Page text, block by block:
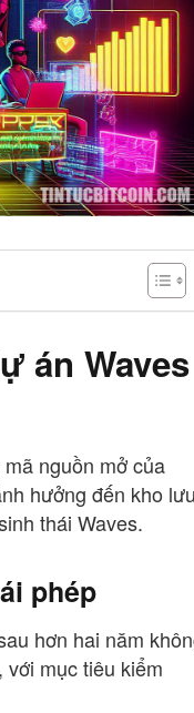
án Waves
nguồn mở của
hưởng đến kho lưu
thái Waves.
phép
hơn hai năm
mục tiêu kiểm